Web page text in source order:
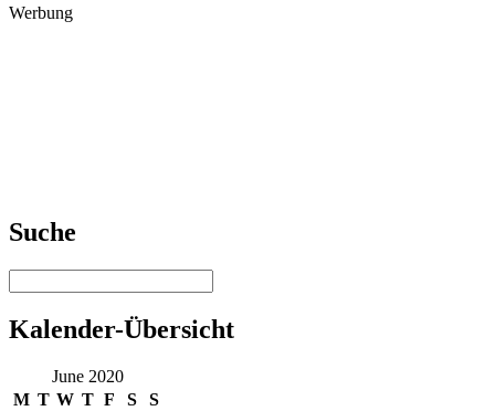
Werbung
Suche
Kalender-Übersicht
June 2020
M T W T F S
S